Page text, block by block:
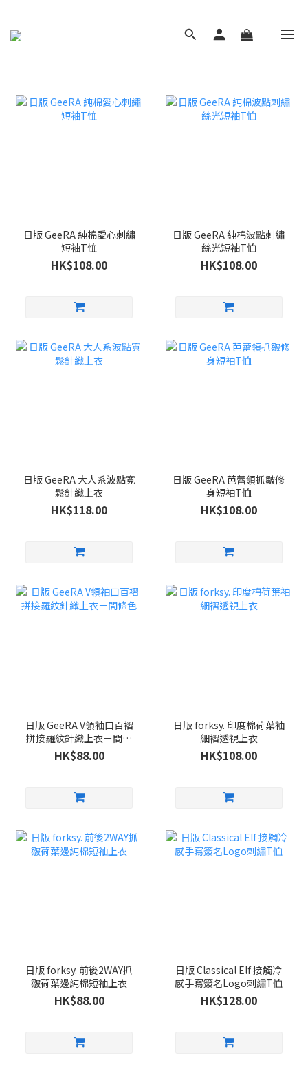
日版 GeeRA 純棉愛心刺繡
短袖T恤
HK$108.00
日版 GeeRA 純棉波點刺繡
絲光短袖T恤
HK$108.00
日版 GeeRA 大人系波點寬
鬆針織上衣
HK$118.00
日版 GeeRA 芭蕾領抓皺修
身短袖T恤
HK$108.00
日版 GeeRA V領袖口百褶
拼接羅紋針織上衣－間條
色
HK$88.00
日版 forksy. 印度棉荷葉袖
細褶透視上衣
HK$108.00
日版 forksy. 前後2WAY抓
皺荷葉邊純棉短袖上衣
HK$88.00
日版 Classical Elf 接觸冷
感手寫簽名Logo刺繡T恤
HK$128.00